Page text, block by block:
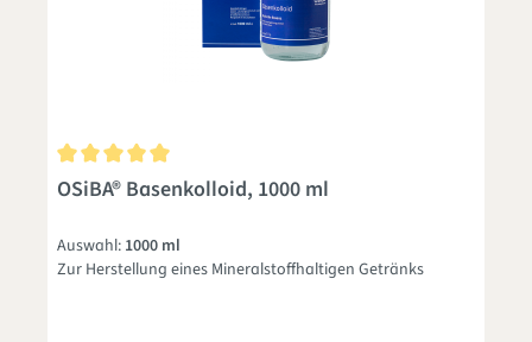
Durchschnittliche Bewertung von 5 von 5 Sternen
OSiBA® Basenkolloid, 1000 ml
Auswahl: 1000 ml
Zur Herstellung eines Mineralstoffhaltigen Getränks